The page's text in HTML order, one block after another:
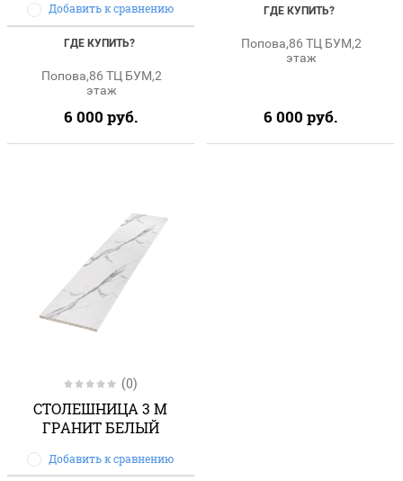
Добавить к сравнению
ГДЕ КУПИТЬ?
Попова,86 ТЦ БУМ,2
этаж
6 000 руб.
ГДЕ КУПИТЬ?
Попова,86 ТЦ БУМ,2
этаж
6 000 руб.
(0)
СТОЛЕШНИЦА 3 М
ГРАНИТ БЕЛЫЙ
Добавить к сравнению